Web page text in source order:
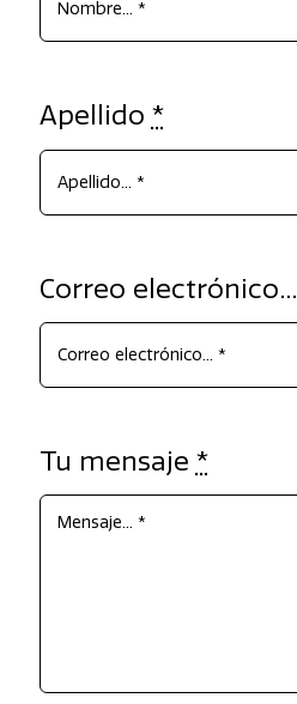
Apellido *
Correo electrónico...
Tu mensaje *